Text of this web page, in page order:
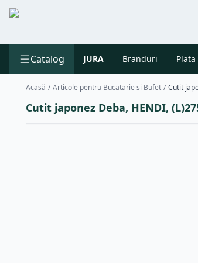
Catalog JURA Branduri
Acasă / Articole pentru Bucatarie si Bufet / Cutit
Cutit japonez Deba, HENDI,